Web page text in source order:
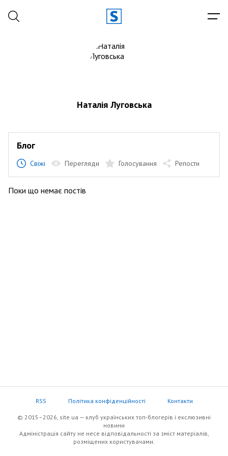
Наталія Луговська
Блог
Свіжі Перегляди Голосування Репости
Поки що немає постів
RSS Політика конфіденційності Контакти
© 2015–2026, site.ua — клуб українських топ-блогерів i екслюзивнi
новини
Адміністрація сайту не несе відповідальності за зміст матеріалів,
розміщених користувачами.